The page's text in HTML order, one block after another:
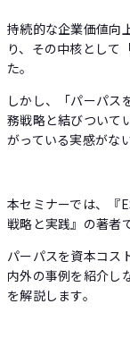
持続的な企業価値向
り、その中核として
た。
しかし、「パーパス
務戦略と結びついて
がっている実感がな
本セミナーでは、『
戦略と実践』の著者
パーパスを資本コス
内外の事例を紹介し
を解説します。